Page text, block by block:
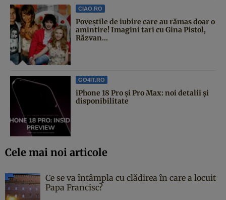
CIAO.RO
Poveştile de iubire care au rămas doar o
amintire! Imagini tari cu Gina Pistol,
Răzvan...
GO4IT.RO
iPhone 18 Pro și Pro Max: noi detalii și
disponibilitate
Cele mai noi articole
Ce se va întâmpla cu clădirea în care a locuit
Papa Francisc?